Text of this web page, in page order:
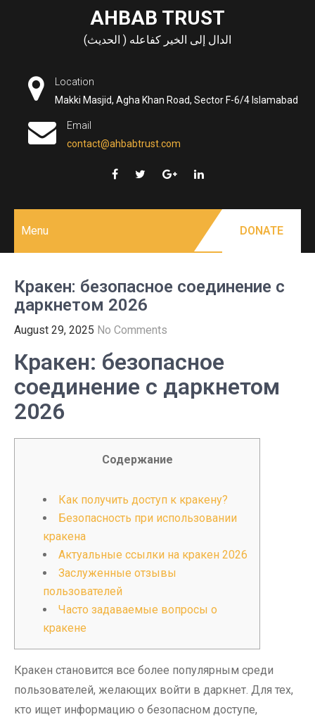
AHBAB TRUST
الدال إلى الخير كفاعله ( الحديث)
Location
Makki Masjid, Agha Khan Road, Sector F-6/4 Islamabad
Email
contact@ahbabtrust.com
Menu DONATE
Кракен: безопасное соединение с
даркнетом 2026
August 29, 2025 No Comments
Кракен: безопасное
соединение с даркнетом
2026
Содержание
Как получить доступ к кракену?
Безопасность при использовании
кракена
Актуальные ссылки на кракен 2026
Заслуженные отзывы
пользователей
Часто задаваемые вопросы о
кракене
Кракен становится все более популярным среди
пользователей, желающих войти в даркнет. Для тех,
кто ищет информацию о безопасном доступе,